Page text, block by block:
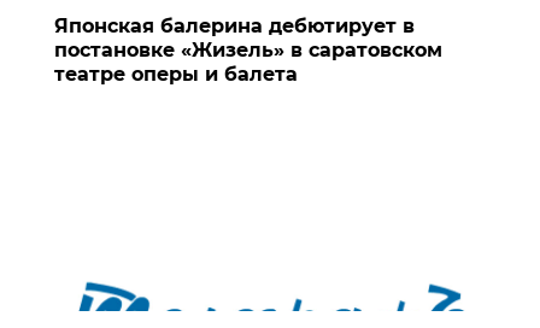
Японская балерина дебютирует в
постановке «Жизель» в саратовском
театре оперы и балета